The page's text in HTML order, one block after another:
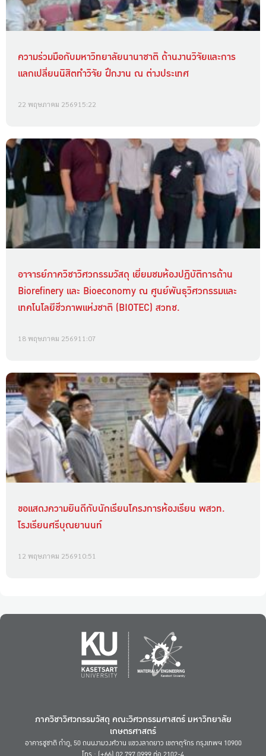
ความร่วมมือกับมหาวิทยาลัยนานาชาติ ด้านงานวิจัยและการ
แลกเปลี่ยนนิสิตทำวิจัย ฝึกงาน ณ ต่างประเทศ
22 พฤษภาคม 256915:22
อาจารย์ภาควิชาวิศวกรรมวัสดุ เยี่ยมชมห้องปฏิบัติการด้าน
Biorefinery และ Bioeconomy ณ ศูนย์พันธุวิศวกรรมและ
เทคโนโลยีชีวภาพแห่งชาติ (BIOTEC) สวทช.
18 พฤษภาคม 256911:07
ขอแสดงความยินดีกับนักเรียนโครงการห้องเรียน พสวท.
โรงเรียนศรีบุณยานนท์
12 พฤษภาคม 256910:51
ภาควิชาวิศวกรรมวัสดุ คณะวิศวกรรมศาสตร์ มหาวิทยาลัย
เกษตรศาสตร์
อาคารชูชาติ กำภู, 50 ถนนงามวงศ์วาน แขวงลาดยาว เขตจตุจักร กรุงเทพฯ 10900